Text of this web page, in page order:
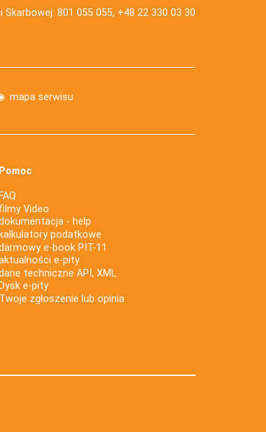
801 055 055, +48 22 330 03 30
mapa serwisu
Pomoc
FAQ
filmy Video
- help
kalkulatory podatkowe
e-book PIT-11
e-pity
techniczne API, XML
Dysk e-pity
Twoje zgłoszenie lub opinia